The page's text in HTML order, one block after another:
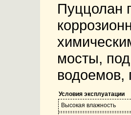
Пуццолан
мосты,
водоемов,
Условия эксплуатации
Высокая влажность